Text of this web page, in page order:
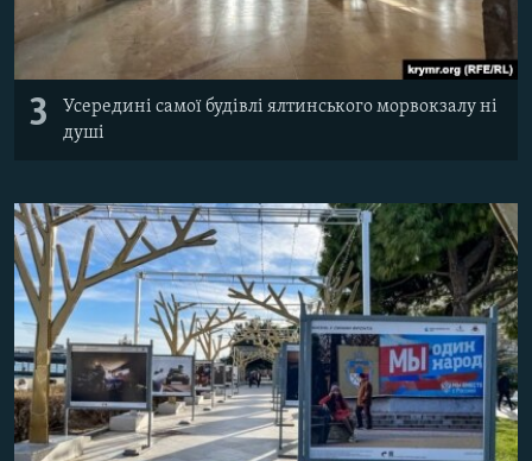
3
Усередині самої будівлі ялтинського морвокзалу ні
душі